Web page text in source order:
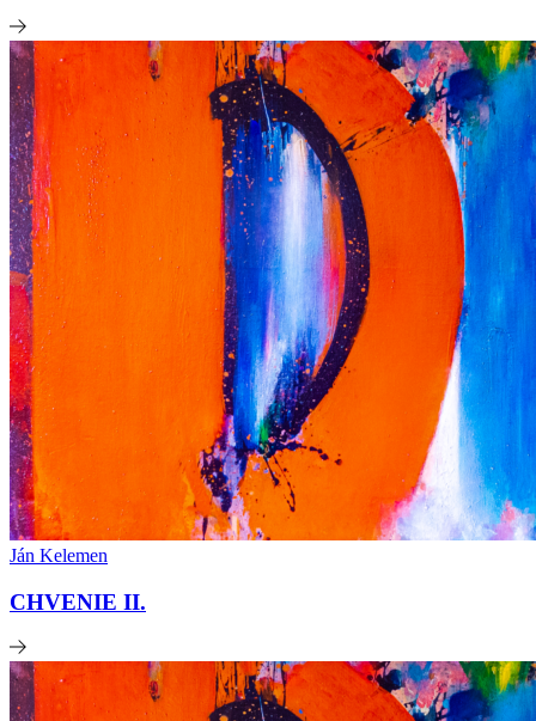
Ján Kelemen
CHVENIE II.